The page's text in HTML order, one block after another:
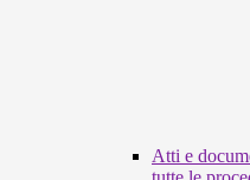
Atti e